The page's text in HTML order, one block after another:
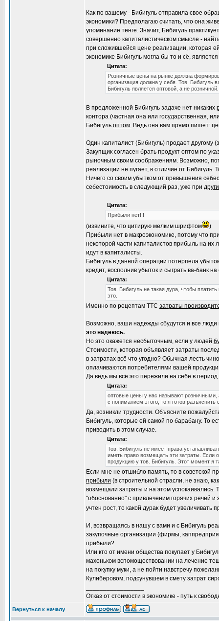
Как по вашему - Бибигуль отправила свое
экономики? Предполагаю считать, что она
упоминание тенге. Значит, Бибигуль
совершенно капиталистическом смысле -
при сложившейся цене реализации, которая
экономике Бибигуль могла бы то и сё,
Цитата:
Розничные цены на рынке должна
организация должна у себя. Тов. Бибигуль
Бибигуль является оптовой, а не розничной.
В предложенной Бибигуль задаче нет никаких
контора (частная она или государственная,
Бибигуль оптом. Ведь она вам прямо пишет:
Один капиталист (Бибигуль) продает другому
Закупщик согласен брать продукт оптом по
рыночным своим соображениям. Возможно,
реализации не пугает, в отличие от Бибигуль.
Ничего со своим убытком от превышения
себестоимость в следующий раз, уже при
Цитата:
Прибыли нет!!!
(извините, что цитирую мелким шрифтом
)
Прибыли нет в макроэкономике, потому что
некоторой части капиталистов прибыль на
идут в капиталисты.
Бибигуль в данной операции потерпела
кредит, восполнив убыток и сыграть ва-банк
Цитата:
Тов. Бибигуль не такая дура, чтобы
это.
Именно по рецептам ТТС затраты
Возможно, ваши надежды сбудутся и все
это надеюсь.
Но это окажется несбыточным, если у людей
Стоимости, которая объявляет затраты
в затратах всё что угодно? Обычная лесть
оплачиваются потребителями вашей
Да ведь мы всё это пережили на себе в
Цитата:
оптовые цены у нас называют розничными,
с пониманием этого, то я готов
Да, возникли трудности. Объясните
Бибигуль, которые ей самой по барабану. То
приводить в этом случае.
Цитата:
Тов. Бибигуль не имеет права
иметь право возмещать эти затраты. Если
продукцию у тов. Бибигуль. Этот момент я
Если мне не отшибло память, то в советской
прибыли (в строительной отрасли, не знаю,
возмещали затраты и на этом успокаивались.
"обоснованно" с привлеченим горячих речей и
учтен рост, то какой дурак будет увеличивать
И, возвращаясь в нашу с вами и с Бибигуль
закупочные организации (фирмы,
прибыли?
Или кто от имени общества покупает у
махоньком вспомоществовании на лечение
на покупку муки, а не пойти навстречу
Кулиберовом, подсунувшем в смету затрат
Отказ от стоимости в экономике - путь к
Вернуться к началу